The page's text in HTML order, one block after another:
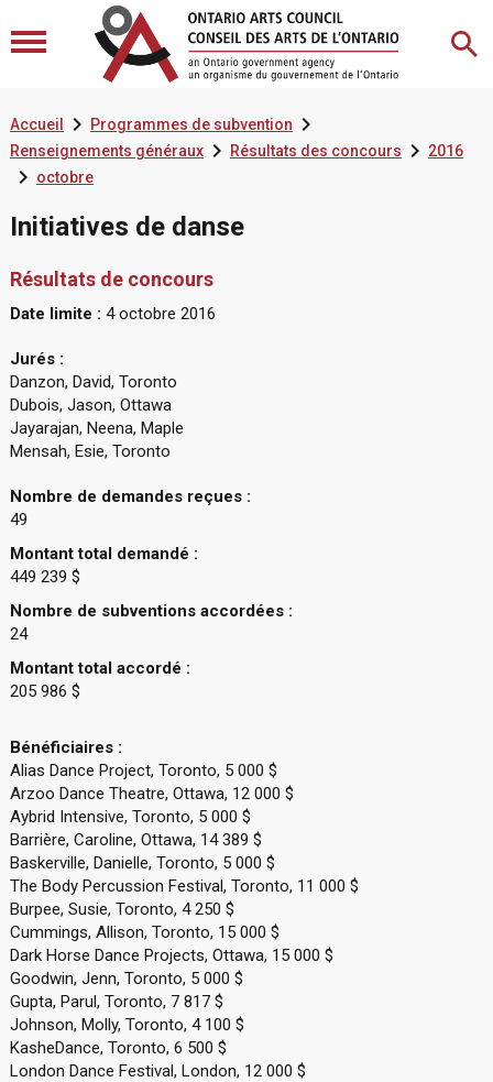
Accueil  Programmes de subvention
Renseignements généraux Résultats des concours 2016
 octobre
Initiatives de danse
Résultats de concours
Date limite : 4 octobre 2016
Jurés :
Danzon, David, Toronto
Dubois, Jason, Ottawa
Jayarajan, Neena, Maple
Mensah, Esie, Toronto
Nombre de demandes reçues :
49
Montant total demandé :
449 239 $
Nombre de subventions accordées :
24
Montant total accordé :
205 986 $
Bénéficiaires :
Alias Dance Project, Toronto, 5 000 $
Arzoo Dance Theatre, Ottawa, 12 000 $
Aybrid Intensive, Toronto, 5 000 $
Barrière, Caroline, Ottawa, 14 389 $
Baskerville, Danielle, Toronto, 5 000 $
The Body Percussion Festival, Toronto, 11 000 $
Burpee, Susie, Toronto, 4 250 $
Cummings, Allison, Toronto, 15 000 $
Dark Horse Dance Projects, Ottawa, 15 000 $
Goodwin, Jenn, Toronto, 5 000 $
Gupta, Parul, Toronto, 7 817 $
Johnson, Molly, Toronto, 4 100 $
KasheDance, Toronto, 6 500 $
London Dance Festival, London, 12 000 $